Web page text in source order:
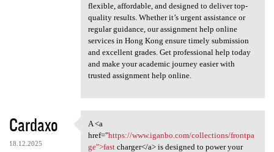
flexible, affordable, and designed to deliver top-
quality results. Whether it’s urgent assistance or
regular guidance, our assignment help online
services in Hong Kong ensure timely submission
and excellent grades. Get professional help today
and make your academic journey easier with
trusted assignment help online.
Cardaxo
18.12.2025
A <a href="https://www.iganbo
A <a
href="https://www.iganbo.com/collections/frontpa
ge">fastcharger</a> is designed to power your